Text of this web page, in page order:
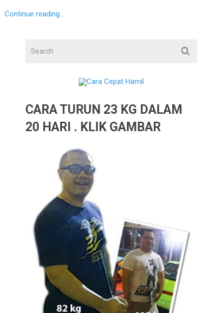
Continue reading...
CARA TURUN 23 KG DALAM
20 HARI . KLIK GAMBAR